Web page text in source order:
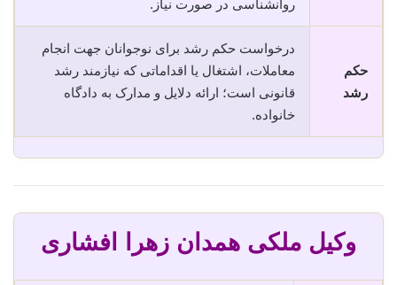
روانشناسی در صورت نیاز.
حکم
رشد
درخواست حکم رشد برای نوجوانان جهت انجام
معاملات، اشتغال یا اقداماتی که نیازمند رشد
قانونی است؛ ارائه دلایل و مدارک به دادگاه
خانواده.
وکیل ملکی همدان زهرا افشاری